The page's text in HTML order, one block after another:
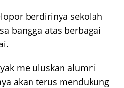
berdirinya sekolah
bangga atas berbagai
meluluskan alumni
akan terus mendukung